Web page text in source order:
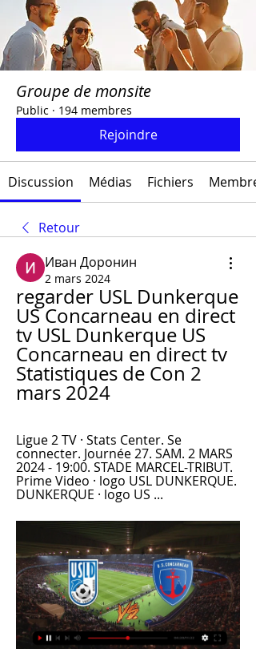
Groupe de monsite
Public · 194 membres
Rejoindre
Discussion Médias Fichiers
Retour
Иван Доронин
2 mars 2024
regarder USL Dunkerque
US Concarneau en direct
tv USL Dunkerque US
Concarneau en direct tv
Statistiques de Con 2
mars 2024
Ligue 2 TV · Stats Center. Se
connecter. Journée 27. SAM. 2 MARS
2024 - 19:00. STADE MARCEL-TRIBUT.
Prime Video · logo USL DUNKERQUE.
DUNKERQUE · logo US ...